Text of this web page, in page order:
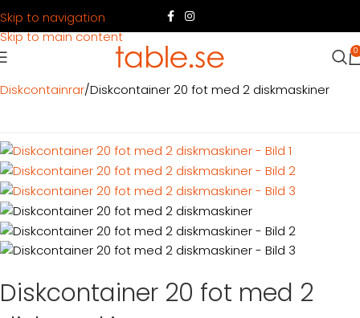
Skip to navigation
Skip to main content
0
Container Hyra container
Diskcontainrar Diskcontainer 20 fot med 2 diskmaskiner
Diskcontainer 20 fot med 2